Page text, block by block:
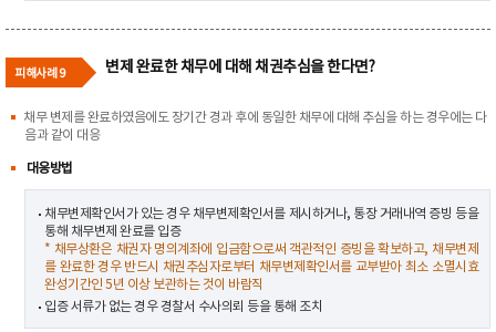
피해사례 9 변제 완료한 채무에 대해 채권추심을 한다면?
채무 변제를 완료하였음에도 장기간 경과 후에 동일한 채무에 대해 추심을 하는 경우에는 다
음과 같이 대응
대응방법
채무변제확인서가 있는 경우 채무변제확인서를 제시하거나, 통장 거래내역 증빙 등을
통해 채무변제 완료를 입증
* 채무상환은 채권자 명의계좌에 입금함으로써 객관적인 증빙을 확보하고, 채무변제
를 완료한 경우 반드시 채권추심자로부터 채무변제확인서를 교부받아 최소 소멸시효
완성기간인 5년 이상 보관하는 것이 바람직
입증 서류가 없는 경우 경찰서 수사의뢰 등을 통해 조치